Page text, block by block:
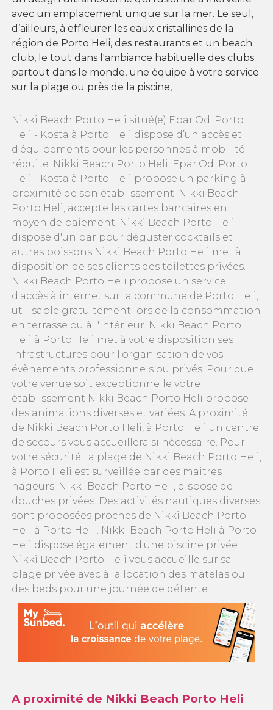
avec un emplacement unique sur la mer. Le seul,
d’ailleurs, à effleurer les eaux cristallines de la
région de Porto Heli, des restaurants et un beach
club, le tout dans l'ambiance habituelle des clubs
partout dans le monde, une équipe à votre service
sur la plage ou près de la piscine,
Nikki Beach Porto Heli situé(e) Epar.Od. Porto
Heli - Kosta à Porto Heli dispose d’un accès et
d'équipements pour les personnes à mobilité
réduite. Nikki Beach Porto Heli, Epar.Od. Porto
Heli - Kosta à Porto Heli propose un parking à
proximité de son établissement. Nikki Beach
Porto Heli, accepte les cartes bancaires en
moyen de paiement. Nikki Beach Porto Heli
dispose d'un bar pour déguster cocktails et
autres boissons Nikki Beach Porto Heli met à
disposition de ses clients des toilettes privées.
Nikki Beach Porto Heli propose un service
d'accès à internet sur la commune de Porto Heli,
utilisable gratuitement lors de la consommation
en terrasse ou à l'intérieur. Nikki Beach Porto
Heli à Porto Heli met à votre disposition ses
infrastructures pour l'organisation de vos
évènements professionnels ou privés. Pour que
votre venue soit exceptionnelle votre
établissement Nikki Beach Porto Heli propose
des animations diverses et variées. A proximité
de Nikki Beach Porto Heli, à Porto Heli un centre
de secours vous accueillera si nécessaire. Pour
votre sécurité, la plage de Nikki Beach Porto Heli,
à Porto Heli est surveillée par des maitres
nageurs. Nikki Beach Porto Heli, dispose de
douches privées. Des activités nautiques diverses
sont proposées proches de Nikki Beach Porto
Heli à Porto Heli . Nikki Beach Porto Heli à Porto
Heli dispose également d'une piscine privée
Nikki Beach Porto Heli vous accueille sur sa
plage privée avec à la location des matelas ou
des beds pour une journée de détente.
A proximité de Nikki Beach Porto Heli